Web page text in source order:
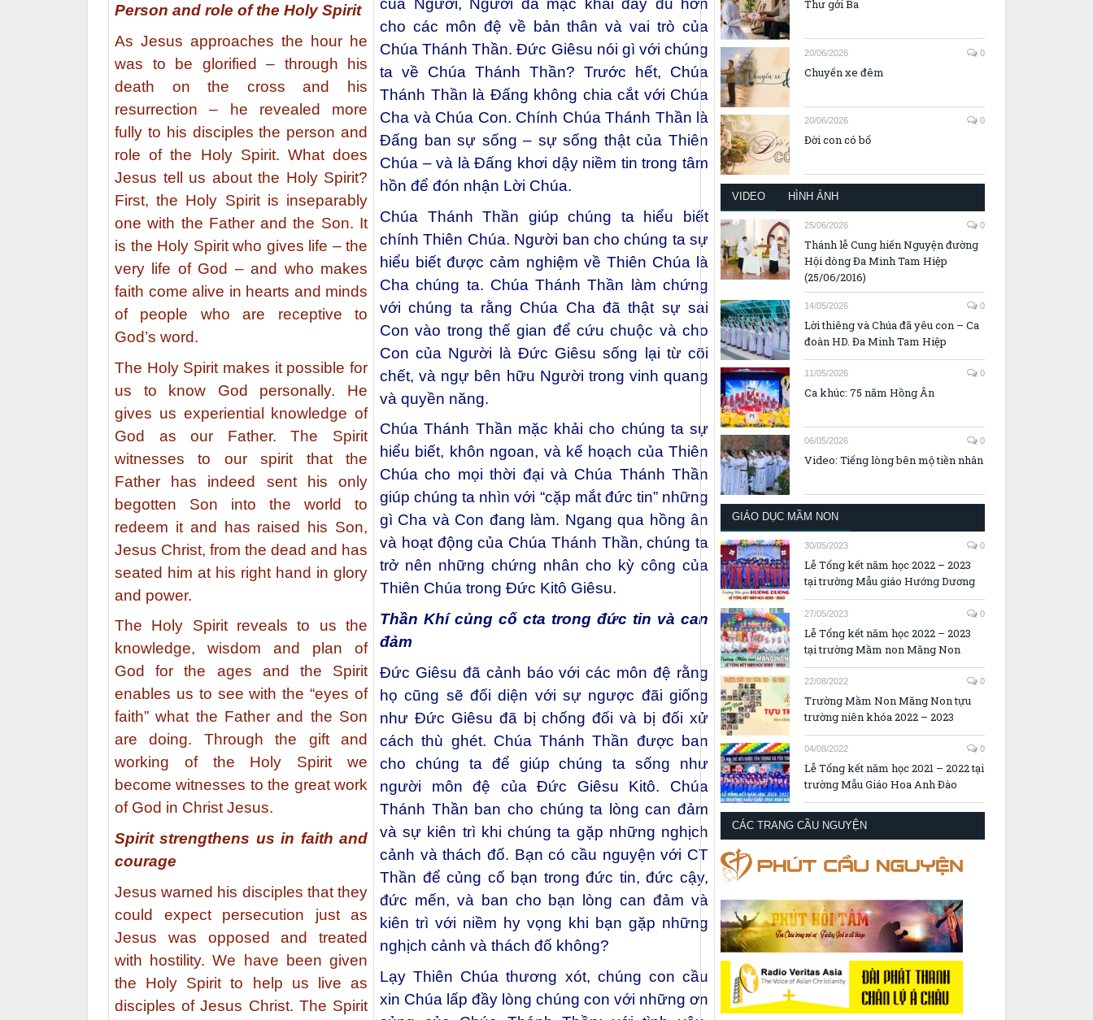
Person and role of the Holy Spirit
As Jesus approaches the hour he
was to be glorified – through his
death on the cross and his
resurrection – he revealed more
fully to his disciples the person and
role of the Holy Spirit. What does
Jesus tell us about the Holy Spirit?
First, the Holy Spirit is inseparably
one with the Father and the Son. It
is the Holy Spirit who gives life – the
very life of God – and who makes
faith come alive in hearts and minds
of people who are receptive to
God’s word.
The Holy Spirit makes it possible for
us to know God personally. He
gives us experiential knowledge of
God as our Father. The Spirit
witnesses to our spirit that the
Father has indeed sent his only
begotten Son into the world to
redeem it and has raised his Son,
Jesus Christ, from the dead and has
seated him at his right hand in glory
and power.
The Holy Spirit reveals to us the
knowledge, wisdom and plan of
God for the ages and the Spirit
enables us to see with the “eyes of
faith” what the Father and the Son
are doing. Through the gift and
working of the Holy Spirit we
become witnesses to the great work
of God in Christ Jesus.
Spirit strengthens us in faith and
courage
Jesus warned his disciples that they
could expect persecution just as
Jesus was opposed and treated
with hostility. We have been given
the Holy Spirit to help us live as
disciples of Jesus Christ. The Spirit
của Người, Người đã mặc khải đầy đủ hơn
cho các môn đệ về bản thân và vai trò của
Chúa Thánh Thần. Ðức Giêsu nói gì với chúng
ta về Chúa Thánh Thần? Trước hết, Chúa
Thánh Thần là Đấng không chia cắt với Chúa
Cha và Chúa Con. Chính Chúa Thánh Thần là
Đấng ban sự sống – sự sống thật của Thiên
Chúa – và là Đấng khơi dậy niềm tin trong tâm
hồn để đón nhận Lời Chúa.
Chúa Thánh Thần giúp chúng ta hiểu biết
chính Thiên Chúa. Người ban cho chúng ta sự
hiểu biết được cảm nghiệm về Thiên Chúa là
Cha chúng ta. Chúa Thánh Thần làm chứng
với chúng ta rằng Chúa Cha đã thật sự sai
Con vào trong thế gian để cứu chuộc và cho
Con của Người là Ðức Giêsu sống lại từ cõi
chết, và ngự bên hữu Người trong vinh quang
và quyền năng.
Chúa Thánh Thần mặc khải cho chúng ta sự
hiểu biết, khôn ngoan, và kế hoạch của Thiên
Chúa cho mọi thời đại và Chúa Thánh Thần
giúp chúng ta nhìn với “cặp mắt đức tin” những
gì Cha và Con đang làm. Ngang qua hồng ân
và hoạt động của Chúa Thánh Thần, chúng ta
trở nên những chứng nhân cho kỳ công của
Thiên Chúa trong Đức Kitô Giêsu.
Thần Khí củng cố cta trong đức tin và can
đảm
Ðức Giêsu đã cảnh báo với các môn đệ rằng
họ cũng sẽ đối diện với sự ngược đãi giống
như Ðức Giêsu đã bị chống đối và bị đối xử
cách thù ghét. Chúa Thánh Thần được ban
cho chúng ta để giúp chúng ta sống như
người môn đệ của Ðức Giêsu Kitô. Chúa
Thánh Thần ban cho chúng ta lòng can đảm
và sự kiên trì khi chúng ta gặp những nghịch
cảnh và thách đố. Bạn có cầu nguyện với CT
Thần để củng cố bạn trong đức tin, đức cậy,
đức mến, và ban cho bạn lòng can đảm và
kiên trì với niềm hy vọng khi bạn gặp những
nghịch cảnh và thách đố không?
Lạy Thiên Chúa thương xót, chúng con cầu
xin Chúa lấp đầy lòng chúng con với những ơn
Thư gởi Ba
20/06/2026 0
Chuyến xe đêm
20/06/2026 0
Đời con có bố
VIDEO HÌNH ẢNH
25/06/2026 0
Thánh lễ Cung hiến Nguyện đường
Hội dòng Đa Minh Tam Hiệp
(25/06/2016)
14/05/2026 0
Lời thiêng và Chúa đã yêu con – Ca
đoàn HD. Đa Minh Tam Hiệp
11/05/2026 0
Ca khúc: 75 năm Hồng Ân
06/05/2026 0
Video: Tiếng lòng bên mộ tiền nhân
GIÁO DỤC MẦM NON
30/05/2023 0
Lễ Tổng kết năm học 2022 – 2023
tại trường Mẫu giáo Hướng Dương
27/05/2023 0
Lễ Tổng kết năm học 2022 – 2023
tại trường Mầm non Măng Non
22/08/2022 0
Trường Mầm Non Măng Non tựu
trường niên khóa 2022 – 2023
04/08/2022 0
Lễ Tổng kết năm học 2021 – 2022 tại
trường Mẫu Giáo Hoa Anh Đào
CÁC TRANG CẦU NGUYỆN